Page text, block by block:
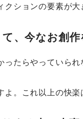
ションの要素が大
、今なお創
ったらやっていられ
よ。これ以上の快楽